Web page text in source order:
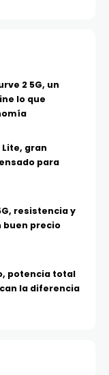
2 5G, un
lo que
Lite, gran
para
resistencia y
buen precio
potencia total
la diferencia